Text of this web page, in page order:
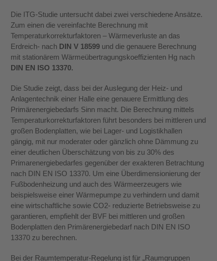
Die ITG-Studie untersucht dabei zwei verschiedene Ansätze.
Zum einen die vereinfachte Berechnung mit
Temperaturkorrekturfaktoren – Wärmeverluste an das
Erdreich- nach DIN V 18599 und die genauere Berechnung
mit stationärem Wärmeübertragungskoeffizienten Hg nach
DIN EN ISO 13370.
Die Studie zeigt, dass bei der Auslegung der Heiz- und
Anlagentechnik einer Halle eine genauere Ermittlung des
Primärenergiebedarfs Sinn macht. Die Berechnung mittels
Temperaturkorrekturfaktoren führt besonders bei mittleren und
großen Bodenplatten, wie bei Lager- und Logistikhallen
gängig, mit nur moderater oder gänzlich ohne Dämmung zu
einer deutlichen Überschätzung von bis zu 30% des
Primarenergiebedarfes gegenüber der exakteren Betrachtung
nach DIN EN ISO 13370. Um eine Überdimensionierung der
Fußbodenheizung und auch des Wärmeerzeugers wie
beispielsweise einer Wärmepumpe zu verhindern und damit
eine wirtschaftliche sowie CO2- reduzierte Betriebsweise zu
garantieren, empfiehlt der BVF bei mittleren und großen
Bodenplatten den Primärenergiebedarf nach DIN EN ISO
13370 zu berechnen.
Bei der Raumtemperatur-Regelung ist für „Raumgruppen